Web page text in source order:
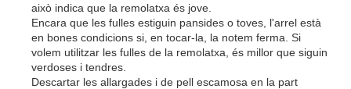
això indica que la remolatxa és jove.
Encara que les fulles estiguin pansides o toves, l'arrel està
en bones condicions si, en tocar-la, la notem ferma. Si
volem utilitzar les fulles de la remolatxa, és millor que siguin
verdoses i tendres.
Descartar les allargades i de pell escamosa en la part